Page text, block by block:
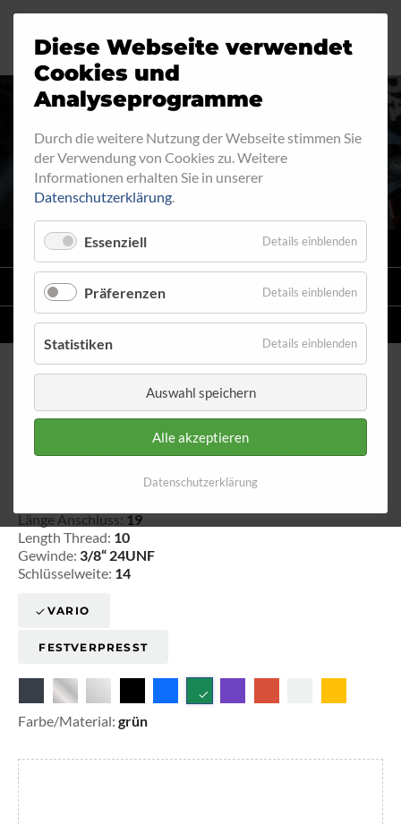
AUSSENGEWINDE - FEST 531
VARIO
STAHLFLEX -LEITUNGSKITS FÜR MOTORRÄDER
EINZELLEITUNGENNACH MASS
Aussengewinde - fest 531
Länge Anschluss: 19
Length Thread: 10
Gewinde: 3/8“ 24UNF
Schlüsselweite: 14
VARIO
FESTVERPRESST
Farbe/Material: grün
Diese Webseite verwendet
Cookies und
Analyseprogramme
Durch die weitere Nutzung der Webseite stimmen Sie
der Verwendung von Cookies zu. Weitere
Informationen erhalten Sie in unserer
Datenschutzerklärung.
Essenziell Details einblenden
Präferenzen Details einblenden
Statistiken Details einblenden
Auswahl speichern
Alle akzeptieren
Datenschutzerklärung
Motorrad
Industrie
Automobil
Fahrrad
Ringfitting
Aussengewinde
Innengewinde
Hohlschrauben
Verteiler
Katalog
Jobs